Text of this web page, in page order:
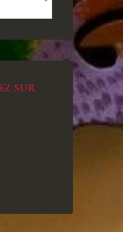
SUR